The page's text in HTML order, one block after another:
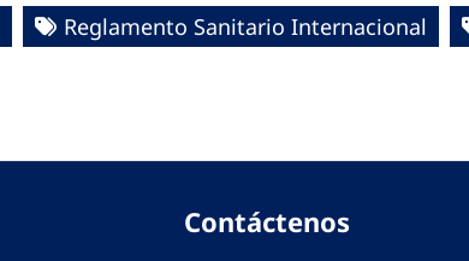
Reglamento Sanitario Internacional
Contáctenos